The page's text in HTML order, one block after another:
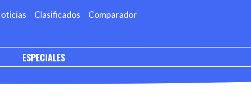
Clasificados Comparador
ESPECIALES